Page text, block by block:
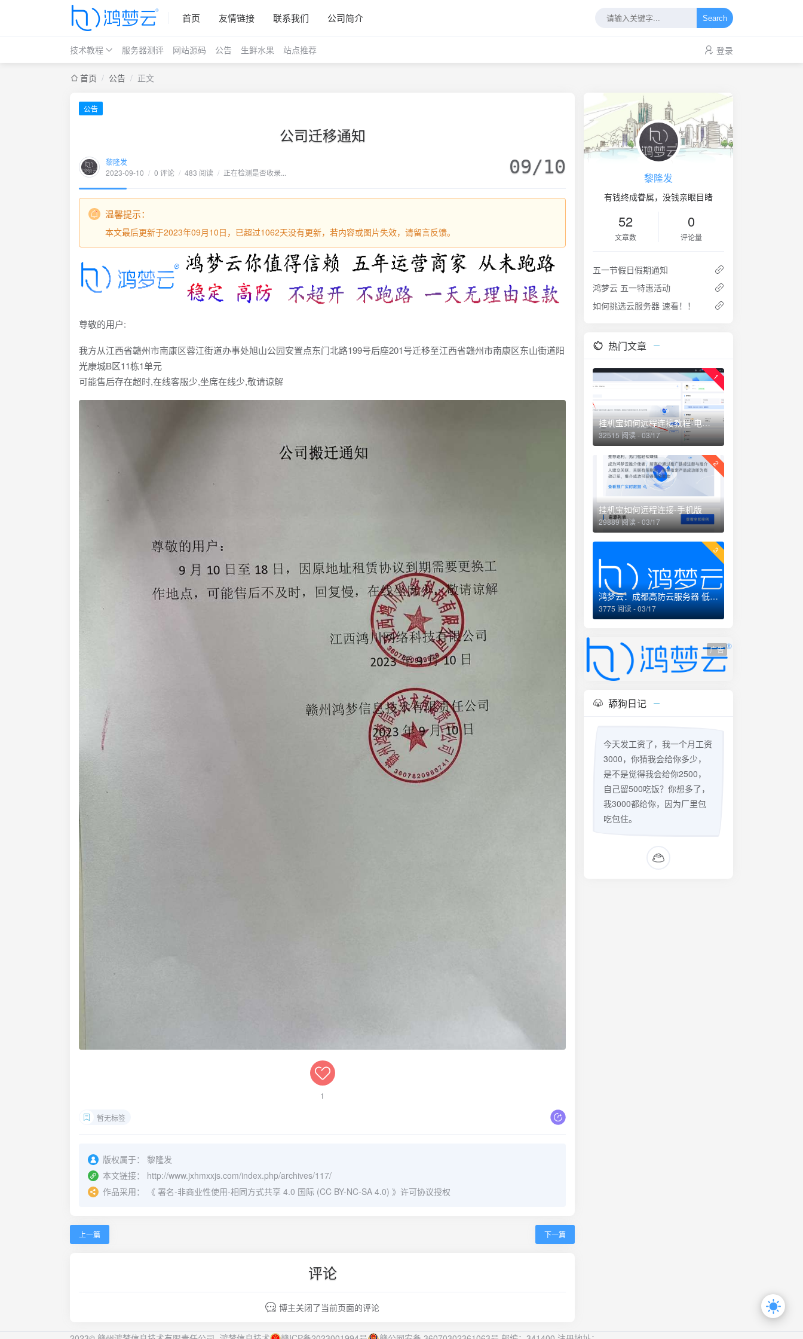
首页 友情链接 联系我们 公司简介 Search
技术教程 服务器测评 网站源码 公告 生鲜水果 站点推荐 登录
首页 / 公告 / 正文
公告
公司迁移通知
黎隆发
2023-09-10 / 0 评论 / 483 阅读 / 正在检测是否收录... 09/10
温馨提示：
本文最后更新于2023年09月10日，已超过1062天没有更新，若内容或图片失效，请留言反馈。
尊敬的用户:
我方从江西省赣州市南康区蓉江街道办事处旭山公园安置点东门北路199号后座201号迁移至江西省赣州市南康区东山街道阳
光康城B区11栋1单元
可能售后存在超时,在线客服少,坐席在线少,敬请谅解
1
暂无标签
版权属于：
黎隆发
本文链接：
http://www.jxhmxxjs.com/index.php/archives/117/
作品采用：
《 署名-非商业性使用-相同方式共享 4.0 国际 (CC BY-NC-SA 4.0) 》许可协议授权
上一篇 下一篇
评论
博主关闭了当前页面的评论
黎隆发
有钱终成眷属，没钱亲眼目睹
52
文章数
0
评论量
五一节假日假期通知
鸿梦云 五一特惠活动
如何挑选云服务器 速看！！
热门文章
1
挂机宝如何远程连接教程-电脑版
32515 阅读 - 03/17
2
挂机宝如何远程连接-手机版
29889 阅读 - 03/17
3
鸿梦云：成都高防云服务器 低至99元/月 企业经营
3775 阅读 - 03/17
广告
舔狗日记
今天发工资了，我一个月工资
3000，你猜我会给你多少，
是不是觉得我会给你2500，
自己留500吃饭？你想多了，
我3000都给你，因为厂里包
吃包住。